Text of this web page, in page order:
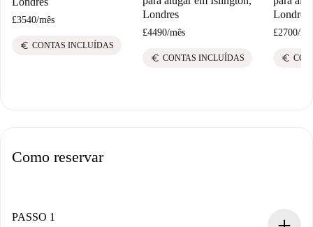
£3540/mês
euro CONTAS INCLUÍDAS
Londres
£4490/mês
euro CONTAS INCLUÍDAS
Londres
£2700/
euro
Como reservar
PASSO 1